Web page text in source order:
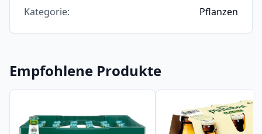
Kategorie: Pflanzen
Empfohlene Produkte